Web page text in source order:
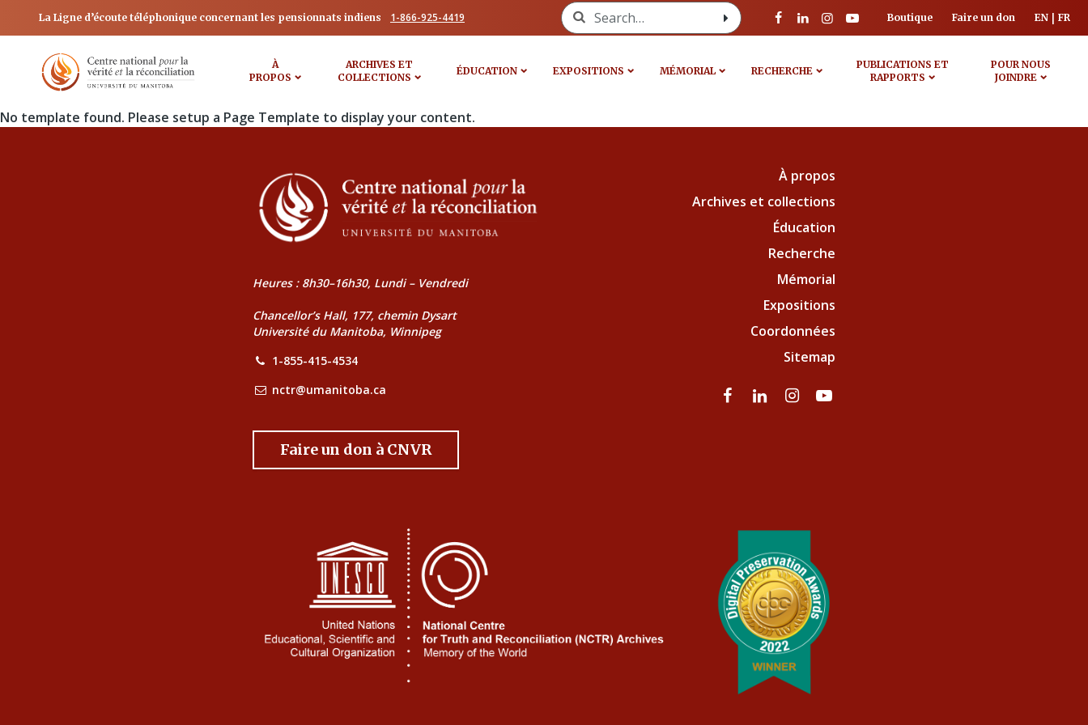
La Ligne d’écoute téléphonique concernant les pensionnats indiens 1-866-925-4419 Search for: Boutique Faire un don EN FR
À
PROPOS
ARCHIVES ET
COLLECTIONS
ÉDUCATION EXPOSITIONS MÉMORIAL RECHERCHE
PUBLICATIONS ET
RAPPORTS
POUR NOUS
JOINDRE
No template found. Please setup a Page Template to display your content.
Heures : 8h30–16h30, Lundi – Vendredi
Chancellor’s Hall, 177, chemin Dysart
Université du Manitoba, Winnipeg
1-855-415-4534
nctr@umanitoba.ca
Faire un don à CNVR
À propos
Archives et collections
Éducation
Recherche
Mémorial
Expositions
Coordonnées
Sitemap